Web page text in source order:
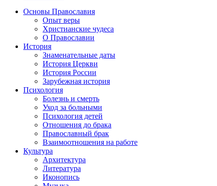
Основы Православия
Опыт веры
Христианские чудеса
О Православии
История
Знаменательные даты
История Церкви
История России
Зарубежная история
Психология
Болезнь и смерть
Уход за больными
Психология детей
Отношения до брака
Православный брак
Взаимоотношения на работе
Культура
Архитектура
Литература
Иконопись